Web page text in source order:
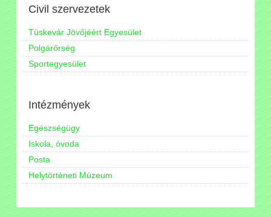
Civil szervezetek
Tüskevár Jövőjéért Egyesület
Polgárőrség
Sportegyesület
Intézmények
Egészségügy
Iskola, óvoda
Posta
Helytörténeti Múzeum